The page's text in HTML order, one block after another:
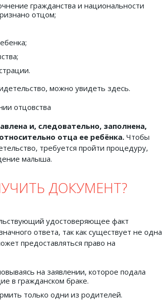
гражданства и национальности
отцом;
можно увидеть здесь.
и, следовательно, заполнена,
отца ее ребёнка.Чтобы
требуется пройти процедуру,
малыша.
ДОКУМЕНТ?
удостоверяющее факт
ответа, так как существует не одна
предоставляться право на
на заявлении, которое подала
в гражданском браке.
только одни из родителей.